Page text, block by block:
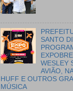
SANTO
WESLEY
AVIÃO,
HUFF E OUTROS
MÚSICA